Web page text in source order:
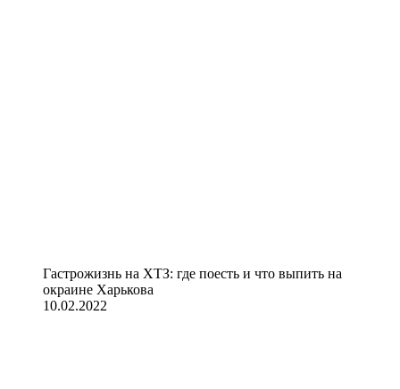
Гастрожизнь на ХТЗ: где поесть и что выпить на
окраине Харькова
10.02.2022